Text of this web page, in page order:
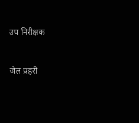
उप निरीक्षक
जेल प्रहरी